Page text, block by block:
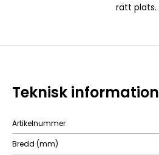
rätt plats.
Teknisk information
Artikelnummer
Bredd (mm)